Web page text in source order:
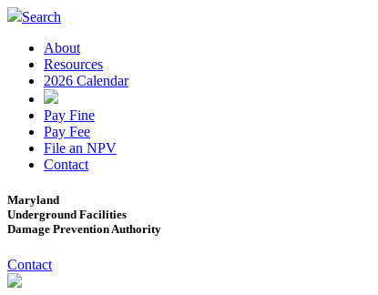
Search
About
Resources
2026 Calendar
Pay Fine
Pay Fee
File an NPV
Contact
Maryland
Underground Facilities
Damage Prevention Authority
Contact